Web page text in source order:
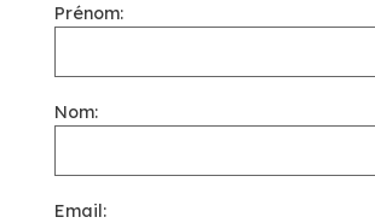
Prénom:
Nom:
Email: